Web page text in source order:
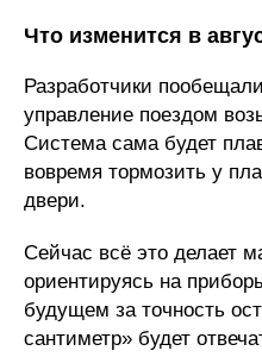
Что изменится в
Разработчики
управление поездом
Система сама будет
вовремя тормозить у
двери.
Сейчас всё это делает
ориентируясь на
будущем за точность
сантиметр» будет